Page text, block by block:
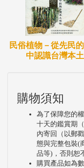
民俗植物－從先民
中認識台灣本土
購物須知
為了保障您的
十天的鑑賞期
內寄回（以郵
態與完整包裝(
品等)，否則恕
購買產品如為